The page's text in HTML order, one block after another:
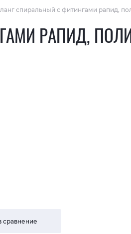
спиральный с фитингами рапид,
РАПИД,
сравнение